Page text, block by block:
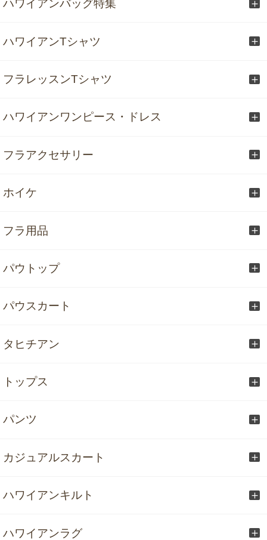
ハワイアンバッグ特集
ハワイアンTシャツ
フラレッスンTシャツ
ハワイアンワンピース・ドレス
フラアクセサリー
ホイケ
フラ用品
パウトップ
パウスカート
タヒチアン
トップス
パンツ
カジュアルスカート
ハワイアンキルト
ハワイアンラグ